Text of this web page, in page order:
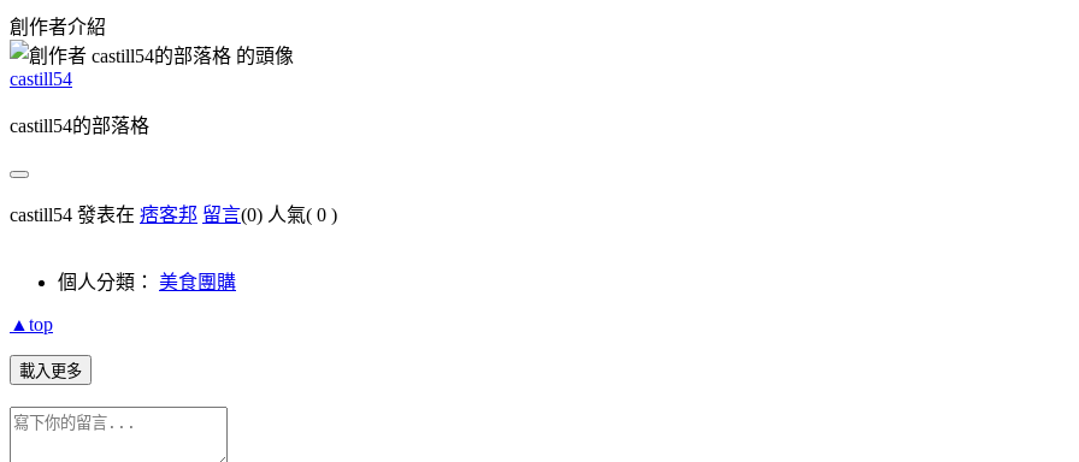
創作者介紹
castill54
castill54的部落格
castill54 發表在 痞客邦 留言(0) 人氣( 0 )
個人分類： 美食團購
▲top
載入更多